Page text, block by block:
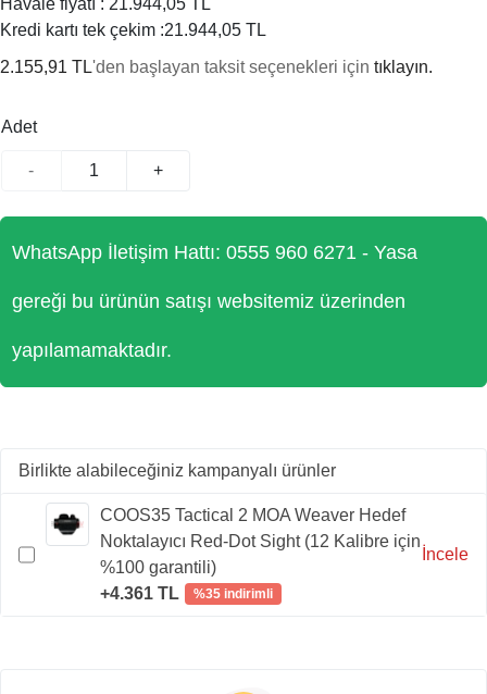
Havale fiyatı : 21.944,05 TL
Kredi kartı tek çekim :21.944,05 TL
2.155,91 TL'den başlayan taksit seçenekleri için tıklayın.
Adet
- +
WhatsApp İletişim Hattı: 0555 960 6271 - Yasa
gereği bu ürünün satışı websitemiz üzerinden
yapılamamaktadır.
Birlikte alabileceğiniz kampanyalı ürünler
COOS35 Tactical 2 MOA Weaver Hedef
Noktalayıcı Red-Dot Sight (12 Kalibre için
%100 garantili)
+4.361 TL
%35 indirimli
İncele